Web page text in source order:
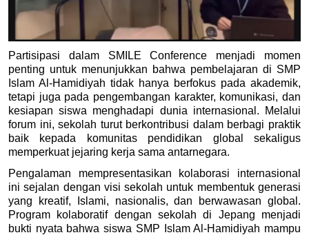
Partisipasi dalam SMILE Conference menjadi momen
penting untuk menunjukkan bahwa pembelajaran di SMP
Islam Al-Hamidiyah tidak hanya berfokus pada akademik,
tetapi juga pada pengembangan karakter, komunikasi, dan
kesiapan siswa menghadapi dunia internasional. Melalui
forum ini, sekolah turut berkontribusi dalam berbagi praktik
baik kepada komunitas pendidikan global sekaligus
memperkuat jejaring kerja sama antarnegara.
Pengalaman mempresentasikan kolaborasi internasional
ini sejalan dengan visi sekolah untuk membentuk generasi
yang kreatif, Islami, nasionalis, dan berwawasan global.
Program kolaboratif dengan sekolah di Jepang menjadi
bukti nyata bahwa siswa SMP Islam Al-Hamidiyah mampu